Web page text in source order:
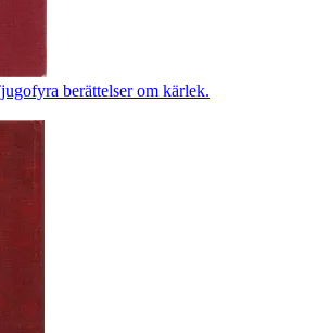
berättelser om kärlek.